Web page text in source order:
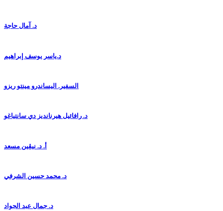
د. آمال حاجة
د.ياسر يوسف إبراهيم
السفير. اليساندرو مينتو ريزو
د. رافائيل هيرنانديز دي سانتياغو
أ. د. نيڤين مسعد
د. محمد حسين الشرفي
د. جمال عبد الجواد